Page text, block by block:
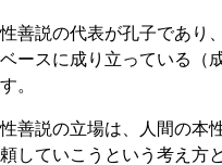
性善説の代表が孔子であり
ベースに成り立っている（
す。
性善説の立場は、人間の本
頼していこうという考え方